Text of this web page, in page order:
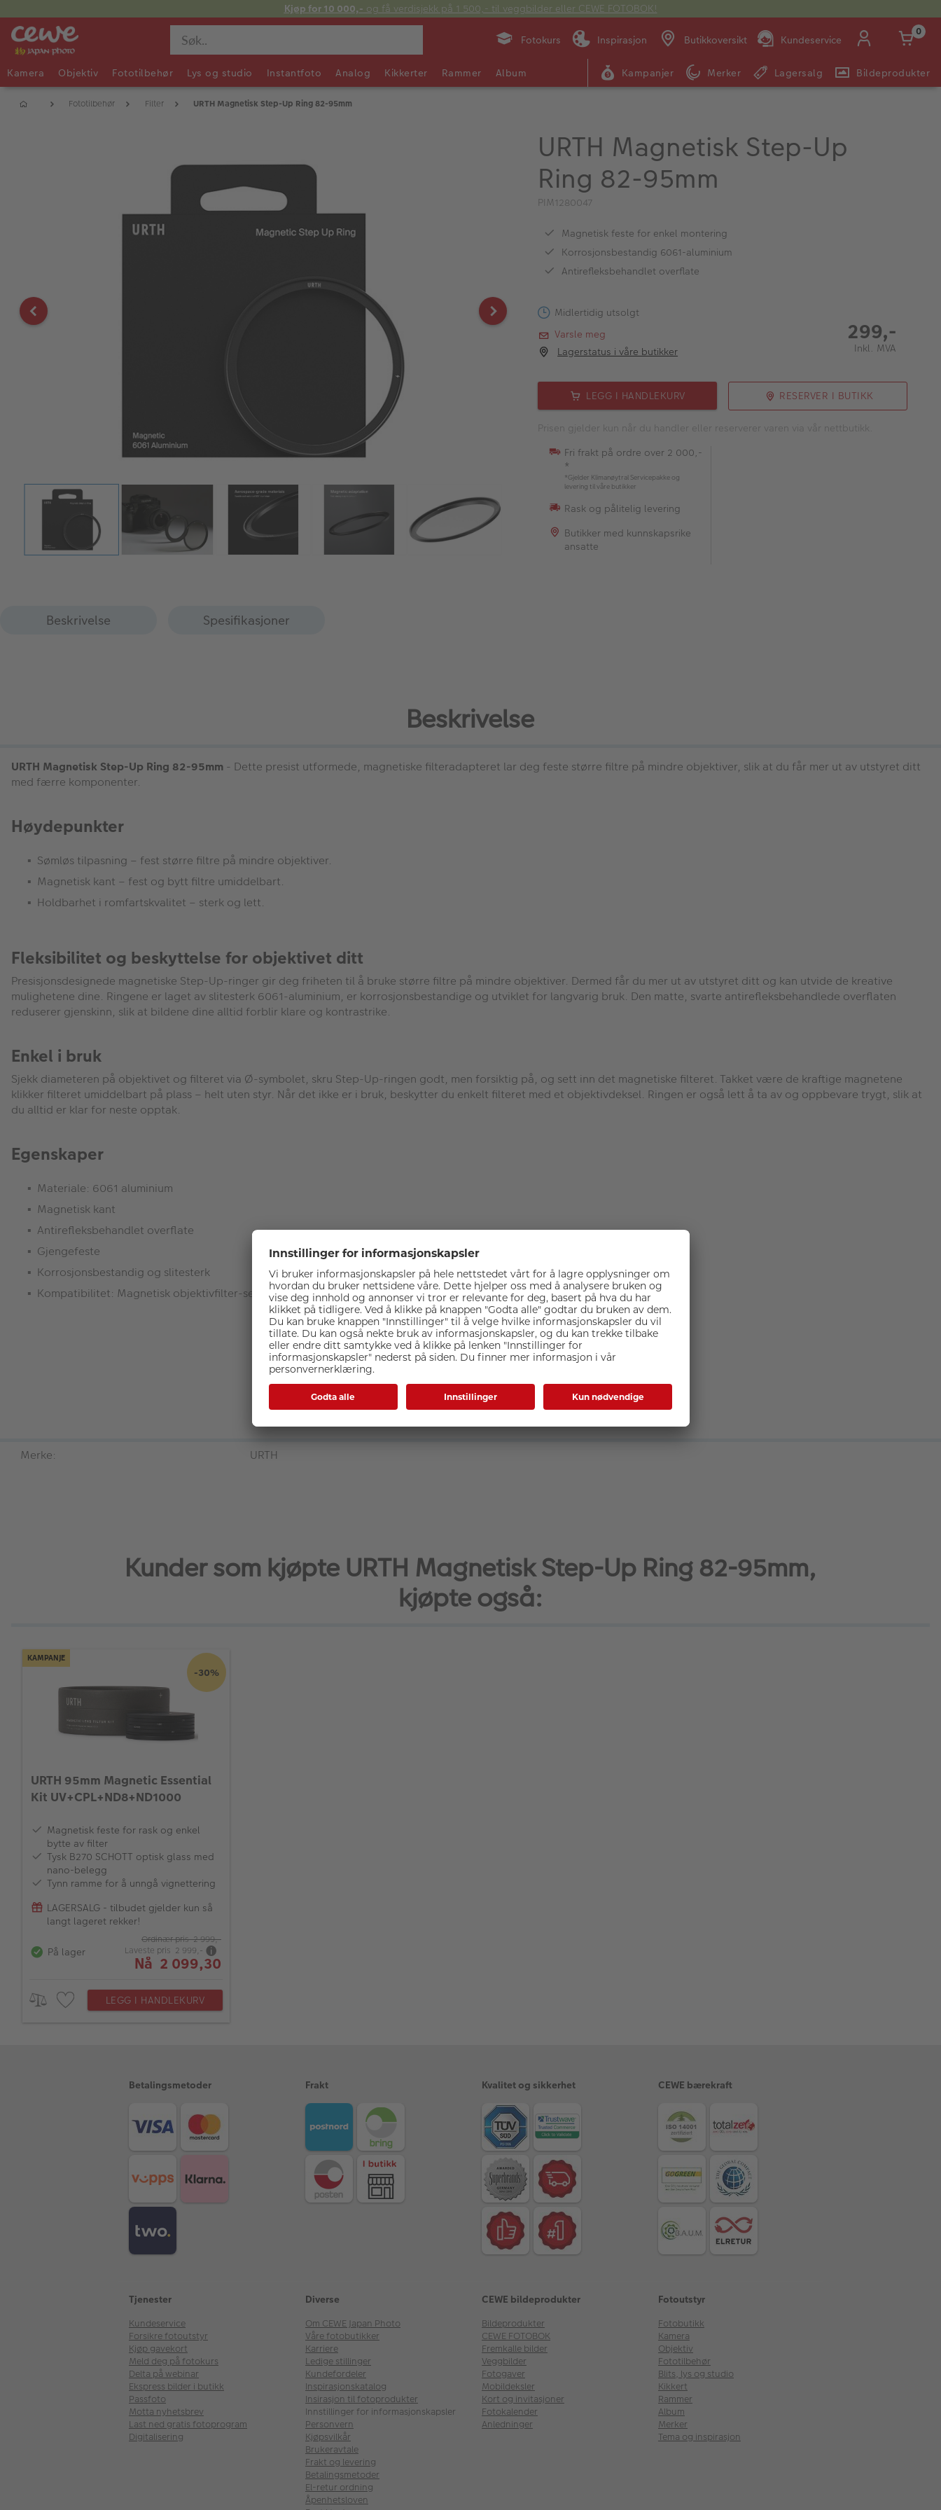
Kjøp for 10 000,- og få verdisjekk på 1 500,- til veggbilder eller CEWE FOTOBOK!
Fotokurs Inspirasjon Butikkoversikt Kundeservice
Man -
09:00 -
14:00 -
0
Kamera Objektiv Fototilbehør Lys og studio Instantfoto Analog Kikkerter Rammer Album Kampanjer Merker Lagersalg Bildeprodukter
Fototilbehør Filter URTH Magnetisk Step-Up Ring 82-95mm
URTH Magnetisk Step-Up
Ring 82-95mm
PIM1280047
Magnetisk feste for enkel montering
Korrosjonsbestandig 6061-aluminium
Antirefleksbehandlet overflate
Midlertidig utsolgt
Varsle meg
Lagerstatus i våre butikker
299,-
Inkl. MVA
LEGG I HANDLEKURV RESERVER I BUTIKK
Prisen gjelder kun når du handler eller reserverer varen via vår nettbutikk.
Fri frakt på ordre over 2 000,-
*
*Gjelder Klimanøytral Servicepakke og
levering til våre butikker
Rask og pålitelig levering
Butikker med kunnskapsrike
ansatte
Beskrivelse Spesifikasjoner
Beskrivelse
URTH Magnetisk Step-Up Ring 82-95mm - Dette presist utformede, magnetiske filteradapteret lar deg feste større filtre på mindre objektiver, slik at du får mer ut av utstyret ditt
med færre komponenter.
Høydepunkter
Sømløs tilpasning – fest større filtre på mindre objektiver.
Magnetisk kant – fest og bytt filtre umiddelbart.
Holdbarhet i romfartskvalitet – sterk og lett.
Fleksibilitet og beskyttelse for objektivet ditt
Presisjonsdesignede magnetiske Step-Up-ringer gir deg friheten til å bruke større filtre på mindre objektiver. Dermed får du mer ut av utstyret ditt og kan utvide de kreative
mulighetene dine. Ringene er laget av slitesterk 6061-aluminium, er korrosjonsbestandige og utviklet for langvarig bruk. Den matte, svarte antirefleksbehandlede overflaten
reduserer gjenskinn, slik at bildene dine alltid forblir klare og kontrastrike.
Enkel i bruk
Sjekk diameteren på objektivet og filteret via Ø-symbolet, skru Step-Up-ringen godt, men forsiktig på, og sett inn det magnetiske filteret. Takket være de kraftige magnetene
klikker filteret umiddelbart på plass – helt uten styr. Når det ikke er i bruk, beskytter du enkelt filteret med et objektivdeksel. Ringen er også lett å ta av og oppbevare trygt, slik at
du alltid er klar for neste opptak.
Egenskaper
Materiale: 6061 aluminium
Magnetisk kant
Antirefleksbehandlet overflate
Gjengefeste
Korrosjonsbestandig og slitesterk
Kompatibilitet: Magnetisk objektivfilter-serier
Spesifikasjoner
Merke: URTH
Kunder som kjøpte URTH Magnetisk Step-Up Ring 82-95mm,
kjøpte også:
KAMPANJE
-30%
URTH 95mm Magnetic Essential
Kit UV+CPL+ND8+ND1000
Magnetisk feste for rask og enkel
bytte av filter
Tysk B270 SCHOTT optisk glass med
nano-belegg
Tynn ramme for å unngå vignettering
LAGERSALG - tilbudet gjelder kun så
langt lageret rekker!
På lager
Ordinær pris 2 999,-
Laveste pris 2 999,-
Nå 2 099,30
LEGG I HANDLEKURV
Betalingsmetoder Frakt Kvalitet og sikkerhet CEWE bærekraft
Tjenester
Kundeservice
Forsikre fotoutstyr
Kjøp gavekort
Meld deg på fotokurs
Delta på webinar
Ekspress bilder i butikk
Passfoto
Motta nyhetsbrev
Last ned gratis fotoprogram
Digitalisering
Diverse
Om CEWE Japan Photo
Våre fotobutikker
Karriere
Ledige stillinger
Kundefordeler
Inspirasjonskatalog
Insirasjon til fotoprodukter
Innstillinger for informasjonskapsler
Personvern
Kjøpsvilkår
Brukeravtale
Frakt og levering
Betalingsmetoder
El-retur ordning
Åpenhetsloven
CEWE bildeprodukter
Bildeprodukter
CEWE FOTOBOK
Fremkalle bilder
Veggbilder
Fotogaver
Mobildeksler
Kort og invitasjoner
Fotokalender
Anledninger
Fotoutstyr
Fotobutikk
Kamera
Objektiv
Fototilbehør
Blits, lys og studio
Kikkert
Rammer
Album
Merker
Tema og inspirasjon